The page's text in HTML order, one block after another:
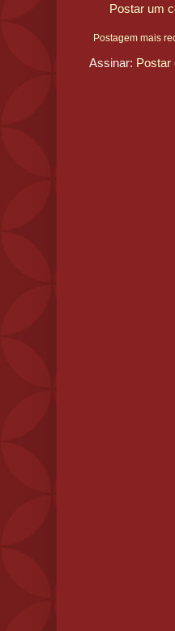
Postar um
Postagem mais
Assinar: Postar